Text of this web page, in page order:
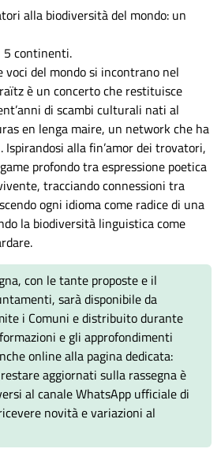
alla biodiversità del mondo: un
5 continenti.
voci del mondo si incontrano nel
è un concerto che restituisce
di scambi culturali nati al
en lenga maire, un network che ha
alla fin’amor dei trovatori,
profondo tra espressione poetica
tracciando connessioni tra
ogni idioma come radice di una
la biodiversità linguistica come
con le tante proposte e il
sarà disponibile da
i Comuni e distribuito durante
e gli approfondimenti
online alla pagina dedicata:
aggiornati sulla rassegna è
al canale WhatsApp ufficiale di
novità e variazioni al